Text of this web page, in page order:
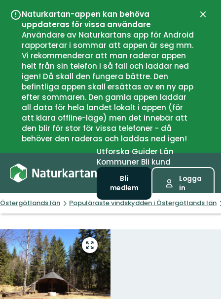
Naturkartan-appen kan behöva
uppdateras för vissa användare
Användare av Naturkartans app för Android
rapporterar i sommar att appen är seg mm.
Vi rekommenderar att man raderar appen
helt från sin telefon i så fall och laddar ned
igen! Då skall den fungera bättre. Den
befintliga appen skall ersättas av en ny app
efter sommaren. Den gamla appen laddar
all data för hela landet lokalt i appen (för
att klara offline-läge) men det innebär att
den blir för stor för vissa telefoner - då
behöver den raderas och laddas ned igen!
UtforskaGuiderLän
Kommuner Bli kund
Bli
medlem
Logga
in
Östergötlands län Populäraste vindskydden i Östergötlands län
Gå
till
helskärmsläge